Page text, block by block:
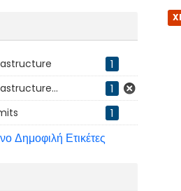
1
1
1
Δημοφιλή Ετικέτες